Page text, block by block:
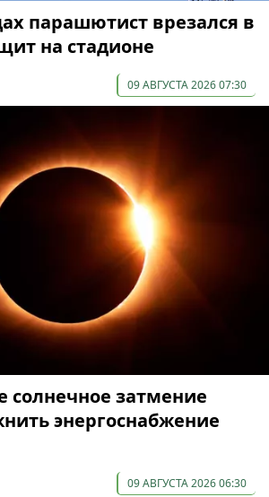
парашютист врезался в
на стадионе
09 АВГУСТА 2026 07:30
солнечное затмение
энергоснабжение
09 АВГУСТА 2026 06:30